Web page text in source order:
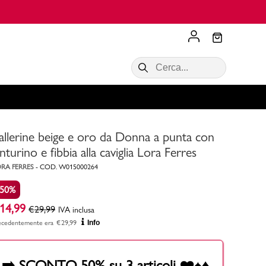
Acquista ora
VALIGIE CIAK
Scopri di più
Consigli
beige e oro da Donna a punta con
e fibbia alla caviglia Lora Ferres
FERRES - COD. W015000264
14,99 €29,99 IVA inclusa
era €29,99 Info